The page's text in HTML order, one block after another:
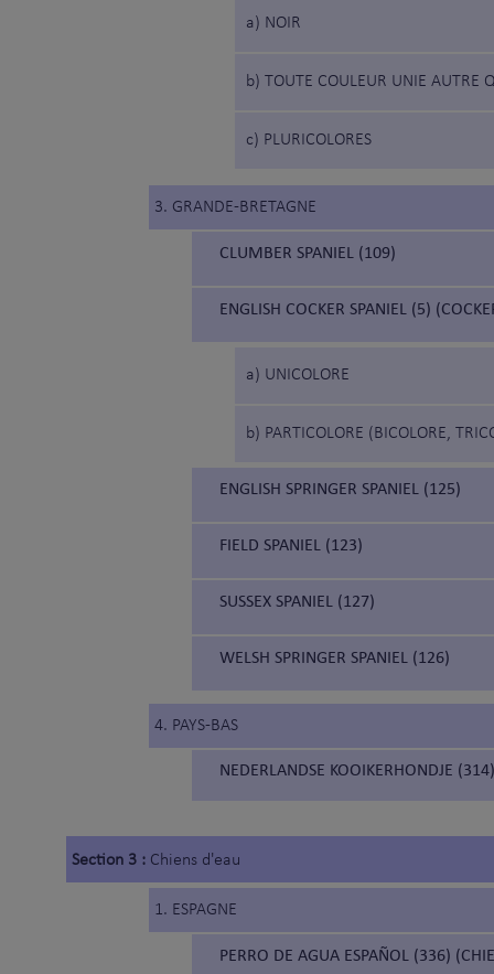
a) NOIR
b) TOUTE COULEUR UNIE AUTRE
c) PLURICOLORES
3. GRANDE-BRETAGNE
CLUMBER SPANIEL (109)
ENGLISH COCKER SPANIEL (5)
a) UNICOLORE
b) PARTICOLORE (BICOLORE,
ENGLISH SPRINGER SPANIEL (125)
FIELD SPANIEL (123)
SUSSEX SPANIEL (127)
WELSH SPRINGER SPANIEL (126)
4. PAYS-BAS
NEDERLANDSE KOOIKERHONDJE (314)
Section 3 : Chiens d'eau
1. ESPAGNE
PERRO DE AGUA ESPAÑOL (336)